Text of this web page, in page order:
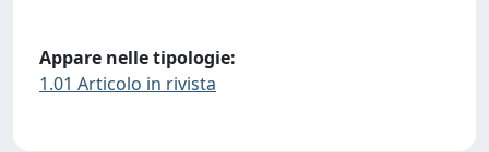
Appare nelle tipologie:
1.01 Articolo in rivista